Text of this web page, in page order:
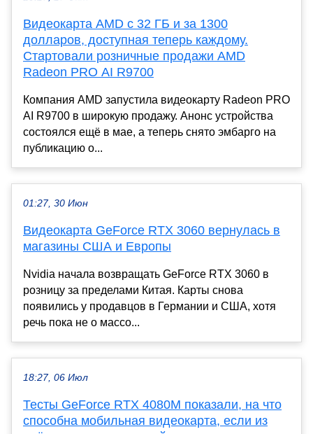
Видеокарта AMD с 32 ГБ и за 1300
долларов, доступная теперь каждому.
Стартовали розничные продажи AMD
Radeon PRO AI R9700
Компания AMD запустила видеокарту Radeon PRO
AI R9700 в широкую продажу. Анонс устройства
состоялся ещё в мае, а теперь снято эмбарго на
публикацию о...
01:27, 30 Июн
Видеокарта GeForce RTX 3060 вернулась в
магазины США и Европы
Nvidia начала возвращать GeForce RTX 3060 в
розницу за пределами Китая. Карты снова
появились у продавцов в Германии и США, хотя
речь пока не о массо...
18:27, 06 Июл
Тесты GeForce RTX 4080M показали, на что
способна мобильная видеокарта, если из